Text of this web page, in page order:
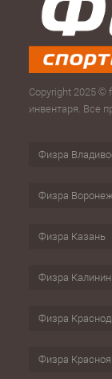
Copyright 2025 ©
инвентаря. Все
Физра
Физра
Физра Казань
Физра
Физра
Физра